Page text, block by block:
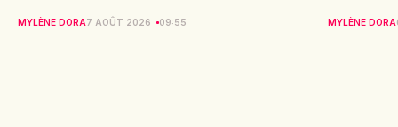
MYLÈNE DORA7 AOÛT 2026 09:55 MYLÈNE DORA